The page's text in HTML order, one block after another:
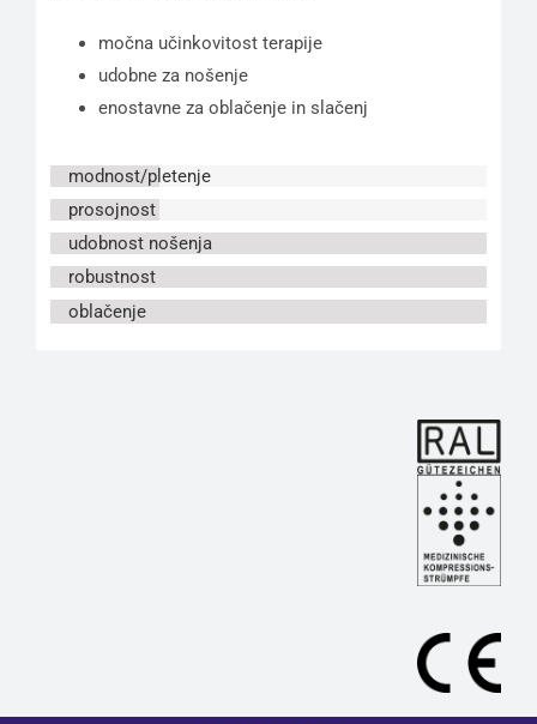
močna učinkovitost terapije
udobne za nošenje
enostavne za oblačenje in slačenj
modnost/pletenje
prosojnost
udobnost nošenja
robustnost
oblačenje